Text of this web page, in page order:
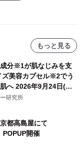
もっと見る
分※1が肌なじみを支
ズ美容カプセル※2でう
へ 2026年9月24日(木)
ル新発売 『ディープモ
研究所
都高島屋にて
開催